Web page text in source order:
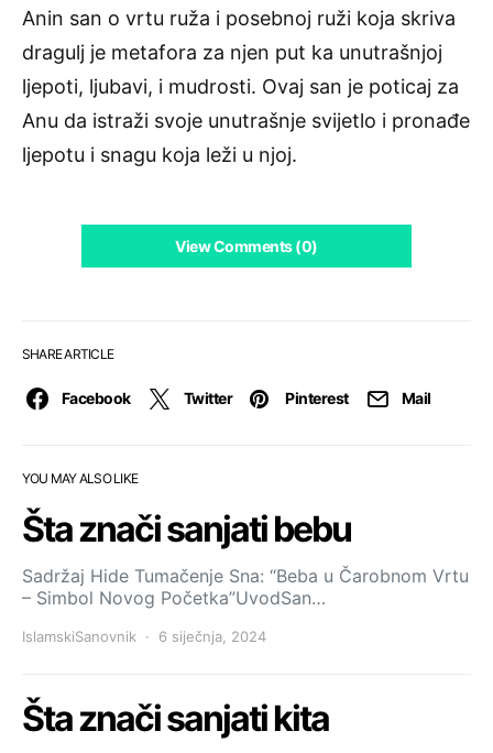
SHARE ARTICLE
Facebook Twitter Pinterest Mail
Anin san o vrtu ruža i posebnoj ruži koja skriva
dragulj je metafora za njen put ka unutrašnjoj
ljepoti, ljubavi, i mudrosti. Ovaj san je poticaj za
Anu da istraži svoje unutrašnje svijetlo i pronađe
ljepotu i snagu koja leži u njoj.
View Comments (0)
YOU MAY ALSO LIKE
Šta znači sanjati bebu
Sadržaj Hide Tumačenje Sna: “Beba u Čarobnom Vrtu
– Simbol Novog Početka”UvodSan…
IslamskiSanovnik 6 siječnja, 2024
Šta znači sanjati kita